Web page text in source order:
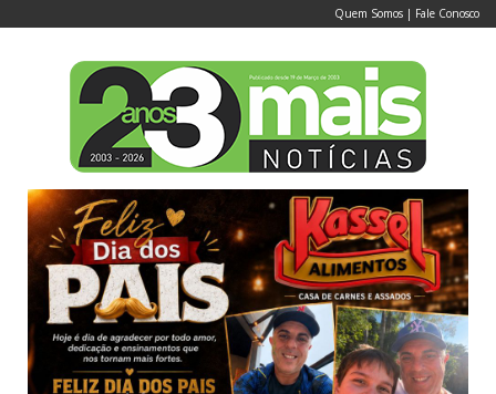
Quem Somos | Fale Conosco